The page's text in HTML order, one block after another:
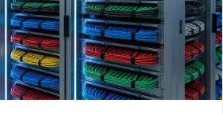
ОГНЕСТОЙКИЙ Нет
НАЛИЧИЕ ЭКРАНА Нет